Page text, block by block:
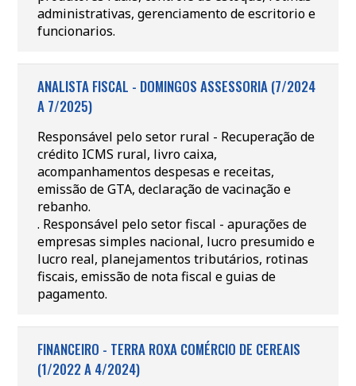
administrativas, gerenciamento de escritorio e
funcionarios.
ANALISTA FISCAL - DOMINGOS ASSESSORIA (7/2024
A 7/2025)
Responsável pelo setor rural - Recuperação de
crédito ICMS rural, livro caixa,
acompanhamentos despesas e receitas,
emissão de GTA, declaração de vacinação e
rebanho.
. Responsável pelo setor fiscal - apurações de
empresas simples nacional, lucro presumido e
lucro real, planejamentos tributários, rotinas
fiscais, emissão de nota fiscal e guias de
pagamento.
FINANCEIRO - TERRA ROXA COMÉRCIO DE CEREAIS
(1/2022 A 4/2024)